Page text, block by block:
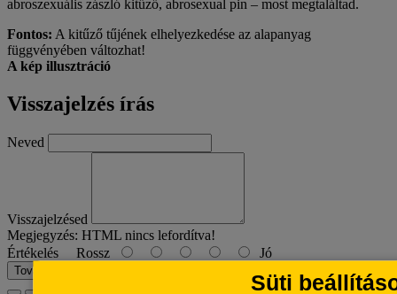
abroszexuális zászló kitűző, abrosexual pin – most megtaláltad.
Fontos: A kitűző tűjének elhelyezkedése az alapanyag
függvényében változhat!
A kép illusztráció
Visszajelzés írás
Neved
Visszajelzésed
Megjegyzés: HTML nincs lefordítva!
Értékelés Rossz Jó
Tovább Süti